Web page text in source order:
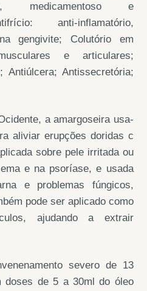
medicamentoso e
anti-inflamatório,
gengivite; Colutório em
e articulares;
Antiúlcera; Antissecretória;
a amargoseira usa-
aliviar erupções doridas c
sobre pele irritada ou
e na psoríase, e usada
e problemas fúngicos,
pode ser aplicado como
ajudando a extrair
severo de 13
doses de 5 a 30ml do óleo